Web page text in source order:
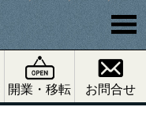
開業・移転 お問合せ